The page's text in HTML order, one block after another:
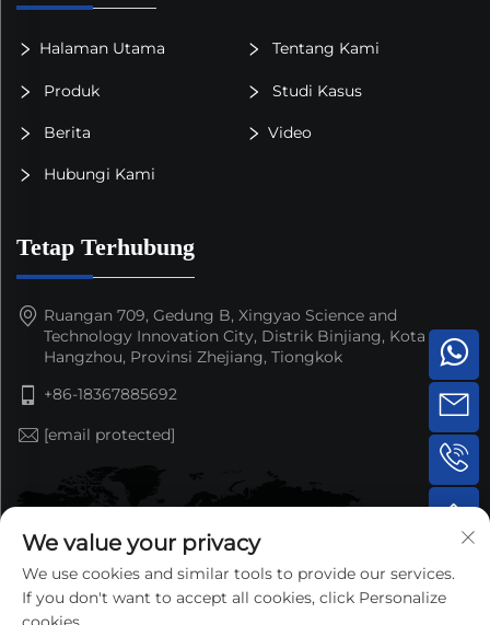
Halaman Utama Tentang Kami
Produk Studi Kasus
Berita Video
Hubungi Kami
Tetap Terhubung
Ruangan 709, Gedung B, Xingyao Science and
Technology Innovation City, Distrik Binjiang, Kota
Hangzhou, Provinsi Zhejiang, Tiongkok
+86-18367885692
[email protected]
We value your privacy
We use cookies and similar tools to provide our services.
If you don't want to accept all cookies, click Personalize